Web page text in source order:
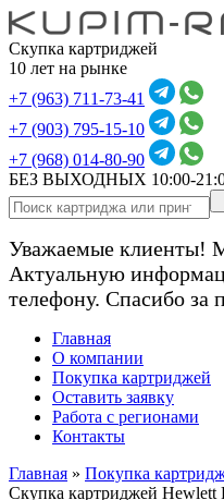
Скупка картриджей
10 лет на рынке
+7 (963) 711-73-41
+7 (903) 795-15-10
+7 (968) 014-80-90
БЕЗ ВЫХОДНЫХ 10:00-
Уважаемые клиенты!
Актуальную
телефону. Спасибо за
Главная
О компании
Покупка картриджей
Оставить заявку
Работа с регионами
Контакты
Главная » Покупка
Скупка картриджей